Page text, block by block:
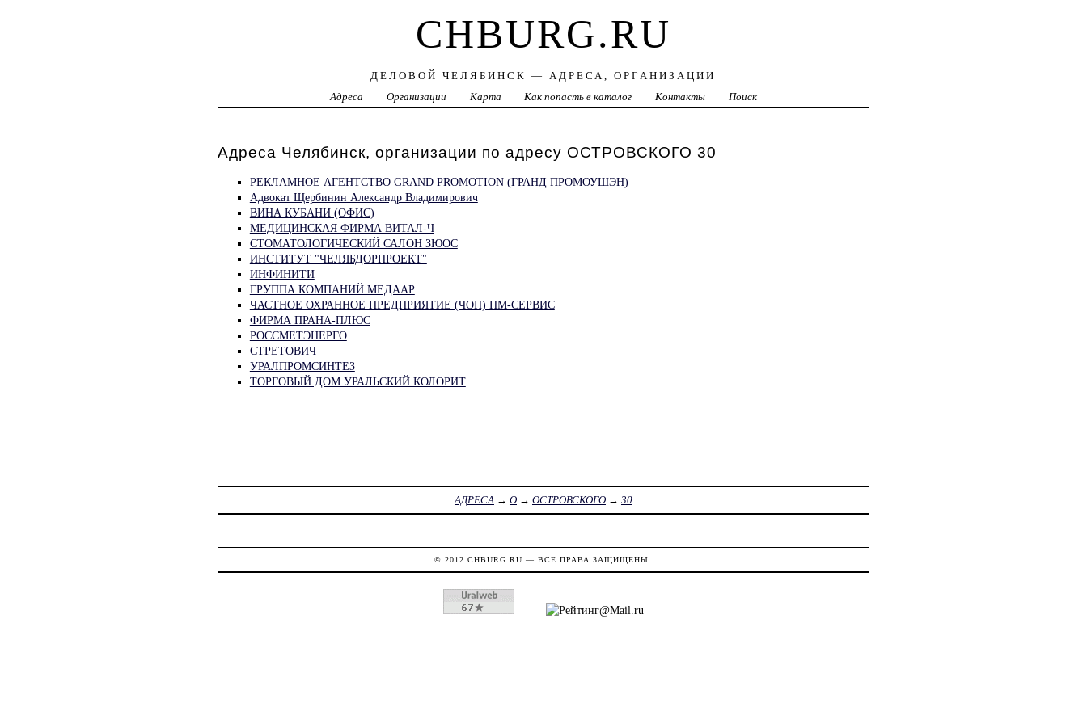
CHBURG.RU
ДЕЛОВОЙ ЧЕЛЯБИНСК — АДРЕСА, ОРГАНИЗАЦИИ
Адреса
Организации Карта Как попасть в каталог Контакты Поиск
Адреса Челябинск, организации по адресу ОСТРОВСКОГО 30
РЕКЛАМНОЕ АГЕНТСТВО GRAND PROMOTION (ГРАНД ПРОМОУШЭН)
Адвокат Щербинин Александр Владимирович
ВИНА КУБАНИ (ОФИС)
МЕДИЦИНСКАЯ ФИРМА ВИТАЛ-Ч
СТОМАТОЛОГИЧЕСКИЙ САЛОН ЗЮОС
ИНСТИТУТ "ЧЕЛЯБДОРПРОЕКТ"
ИНФИНИТИ
ГРУППА КОМПАНИЙ МЕДААР
ЧАСТНОЕ ОХРАННОЕ ПРЕДПРИЯТИЕ (ЧОП) ПМ-СЕРВИС
ФИРМА ПРАНА-ПЛЮС
РОССМЕТЭНЕРГО
СТРЕТОВИЧ
УРАЛПРОМСИНТЕЗ
ТОРГОВЫЙ ДОМ УРАЛЬСКИЙ КОЛОРИТ
АДРЕСА→ О→ ОСТРОВСКОГО→ 30
© 2012CHBURG.RU — ВСЕ ПРАВА ЗАЩИЩЕНЫ.